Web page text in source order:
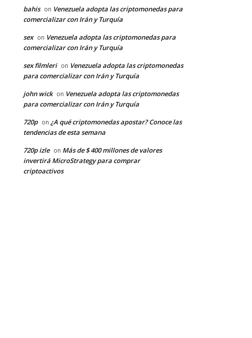
bahis on Venezuela adopta las criptomonedas para
comercializar con Irán y Turquía
sex on Venezuela adopta las criptomonedas para
comercializar con Irán y Turquía
sex filmleri on Venezuela adopta las criptomonedas
para comercializar con Irán y Turquía
john wick on Venezuela adopta las criptomonedas
para comercializar con Irán y Turquía
720p on ¿A qué criptomonedas apostar? Conoce las
tendencias de esta semana
720p izle on Más de $ 400 millones de valores
invertirá MicroStrategy para comprar
criptoactivos